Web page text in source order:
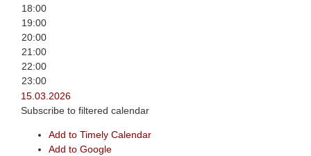
18:00
19:00
20:00
21:00
22:00
23:00
15.03.2026
Subscribe to filtered calendar
Add to Timely Calendar
Add to Google